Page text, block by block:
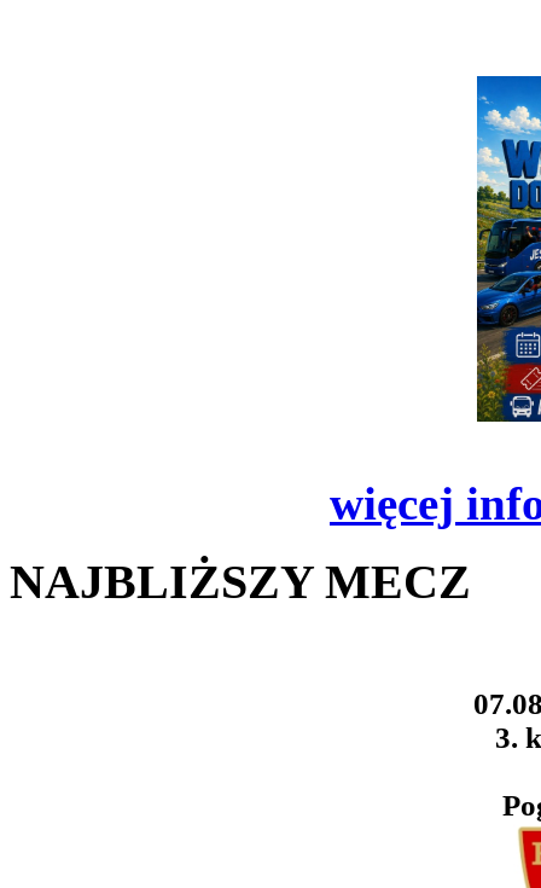
więcej
NAJBLIŻSZY MECZ
3.